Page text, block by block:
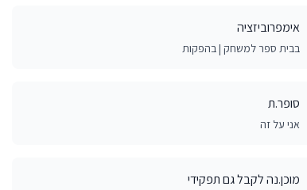
אימפרוביזציה
בבית ספר למשחק | בהפקות
סופר.ת
אני על זה
מוכן.נה לקבל גם תפקידי